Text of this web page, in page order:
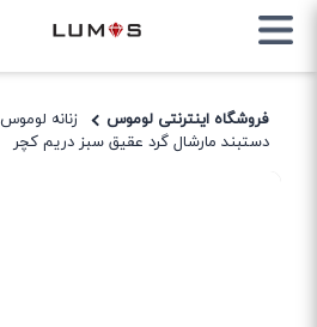
فروشگاه اینترنتی لوموس زنانه لوموس
دستبند مارشال گرد عقیق سبز دریم کچر